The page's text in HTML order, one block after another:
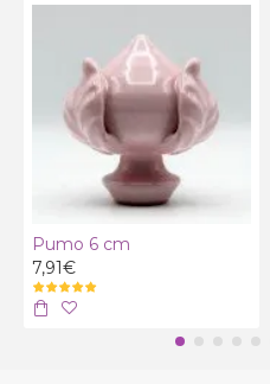
Pumo 6 cm
7,91€